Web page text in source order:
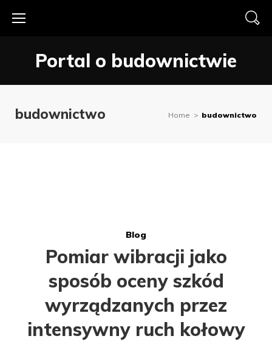
Portal o budownictwie
budownictwo Home > budownictwo
budownictwo
Blog
Pomiar wibracji jako
sposób oceny szkód
wyrządzanych przez
intensywny ruch kołowy